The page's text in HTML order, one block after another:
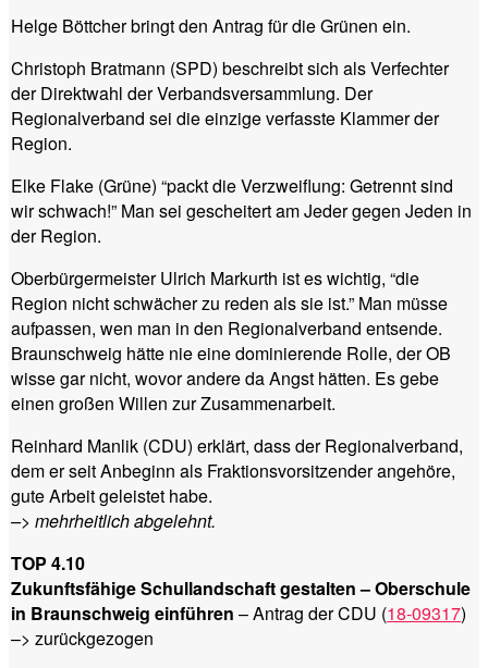
Helge Böttcher bringt den Antrag für die Grünen ein.
Christoph Bratmann (SPD) beschreibt sich als Verfechter
der Direktwahl der Verbandsversammlung. Der
Regionalverband sei die einzige verfasste Klammer der
Region.
Elke Flake (Grüne) “packt die Verzweiflung: Getrennt sind
wir schwach!” Man sei gescheitert am Jeder gegen Jeden in
der Region.
Oberbürgermeister Ulrich Markurth ist es wichtig, “die
Region nicht schwächer zu reden als sie ist.” Man müsse
aufpassen, wen man in den Regionalverband entsende.
Braunschweig hätte nie eine dominierende Rolle, der OB
wisse gar nicht, wovor andere da Angst hätten. Es gebe
einen großen Willen zur Zusammenarbeit.
Reinhard Manlik (CDU) erklärt, dass der Regionalverband,
dem er seit Anbeginn als Fraktionsvorsitzender angehöre,
gute Arbeit geleistet habe.
–> mehrheitlich abgelehnt.
TOP 4.10
Zukunftsfähige Schullandschaft gestalten – Oberschule
in Braunschweig einführen – Antrag der CDU (18-09317)
–> zurückgezogen